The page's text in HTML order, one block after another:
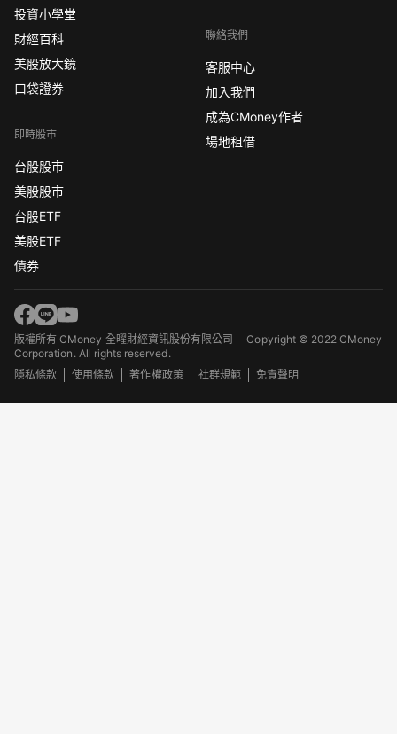
投資小學堂
財經百科
美股放大鏡
口袋證券
即時股市
台股股市
美股股市
台股ETF
美股ETF
債券
聯絡我們
客服中心
加入我們
成為CMoney作者
場地租借
版權所有 CMoney 全曜財經資訊股份有限公司Copyright © 2022 CMoney
Corporation. All rights reserved.
隱私條款
使用條款 著作權政策 社群規範 免責聲明